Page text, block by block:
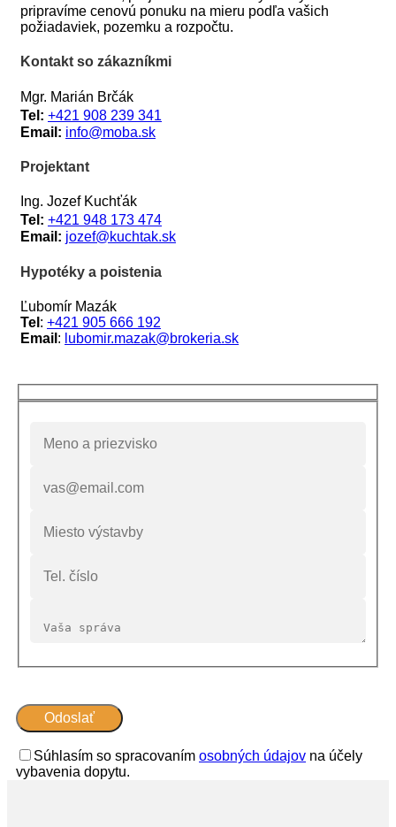
pripravíme cenovú ponuku na mieru podľa vašich
požiadaviek, pozemku a rozpočtu.
Kontakt so zákazníkmi
Mgr. Marián Brčák
Tel: +421 908 239 341
Email: info@moba.sk
Projektant
Ing. Jozef Kuchťák
Tel: +421 948 173 474
Email: jozef@kuchtak.sk
Hypotéky a poistenia
Ľubomír Mazák
Tel : +421 905 666 192
Email : lubomir.mazak@brokeria.sk
Súhlasím so spracovaním osobných údajov na účely
vybavenia dopytu.